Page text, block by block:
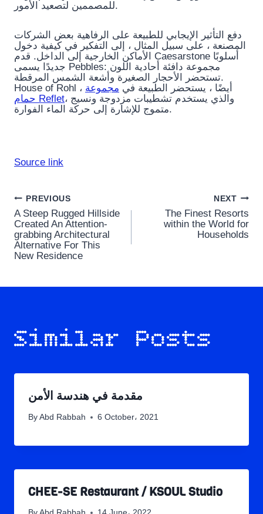
للمصممين لتصعيد الأمور.
دفع التأثير الإيجابي للطبيعة على الرفاهية بعض الشركات
المصنعة ، على سبيل المثال ، إلى التفكير في كيفية دخول
الأماكن الخارجية إلى الداخل. قدم Caesarstone أسلوبًا
جديدًا يسمى Pebbles: مجموعة دافئة أحادية اللون
تستحضر الأحجار الصغيرة وأشعة الشمس المرقطة.
House of Rohl ، أيضًا ، يستحضر الطبيعة في مجموعة
حمام Reflet، والذي يستخدم تشطيبات مزدوجة ونسيج
متموج للإشارة إلى حركة الماء الفوارة.
Source link
Post
navigation
PREVIOUS
A Steep Rugged Hillside
Created An Attention-
grabbing Architectural
Alternative For This
New Residence
NEXT
The Finest Resorts
within the World for
Households
Similar Posts
مقدمة في هندسة الأمن
By Abd Rabbah 6 October، 2021
CHEE-SE Restaurant / KSOUL Studio